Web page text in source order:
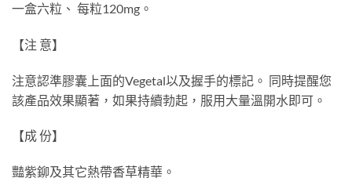
一盒六粒、 每粒120mg。
【注 意】
注意認準膠囊上面的Vegetal以及握手的標記。 同時提醒您
該產品效果顯著，如果持續勃起，服用大量溫開水即可。
【成 份】
豔紫鉚及其它熱帶香草精華。